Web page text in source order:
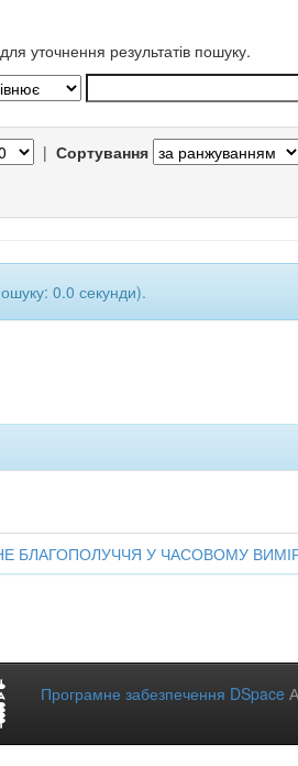
уточнення результатів пошуку.
| Сортування
0.0 секунди).
БЛАГОПОЛУЧЧЯ У ЧАСОВОМУ
Програмне забезпечення DSpace